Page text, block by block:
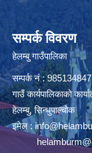
सम्पर्क विवरण
हेलम्बु गाउँपालिका
सम्पर्क नं :
गाउँ कार्यपालिकाको
हेलम्बु, सिन्धुपाल्चोक
इमेल :